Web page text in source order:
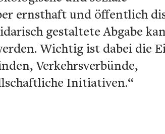
ernsthaft und öffentlich
gestaltete Abgabe
Wichtig ist dabei die
Verkehrsverbünde,
Initiativen.“